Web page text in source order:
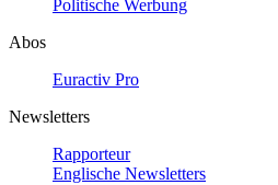
Politische Werbung
Abos
Euractiv Pro
Newsletters
Rapporteur
Englische Newsletters